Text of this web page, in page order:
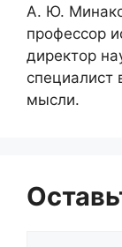
А. Ю.
профессор
директор
специалист
мысли.